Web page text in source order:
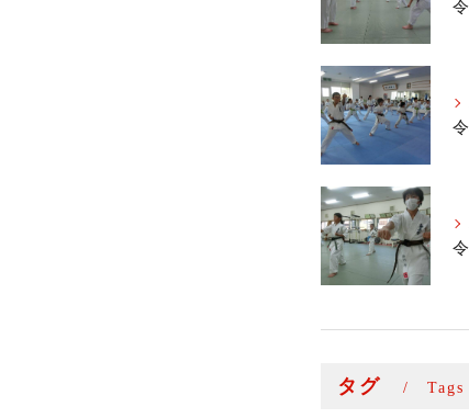
タグ Tags